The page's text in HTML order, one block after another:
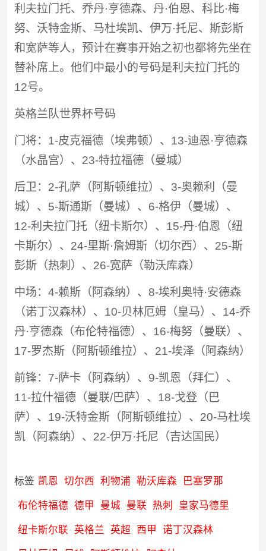
利夫拉门托、乔丹·亨德森、丹·伯恩、科比·梅
努、沃特金斯、马杜埃凯、伊万·托尼、斯彭斯
和宽萨等人，预计在赛事开始之初也都将先坐在
替补席上。他们中最小的号码是利夫拉门托的
12号。
英格兰队世界杯号码
门将：1-皮克福德（埃弗顿）、13-迪恩·亨德森
（水晶宫）、23-特拉福德（曼城）
后卫：2-孔萨（阿斯顿维拉）、3-奥赖利（曼
城）、5-斯通斯（曼城）、6-格伊（曼城）、
12-利夫拉门托（纽卡斯尔）、15-丹·伯恩（纽
卡斯尔）、24-里斯·詹姆斯（切尔西）、25-斯
彭斯（热刺）、26-宽萨（勒沃库森）
中场：4-赖斯（阿森纳）、8-埃利奥特·安德森
（诺丁汉森林）、10-贝林厄姆（皇马）、14-乔
丹·亨德森（布伦特福德）、16-梅努（曼联）、
17-罗杰斯（阿斯顿维拉）、21-埃泽（阿森纳）
前锋：7-萨卡（阿森纳）、9-凯恩（拜仁）、
11-拉什福德（曼联/巴萨）、18-戈登（巴
萨）、19-沃特金斯（阿斯顿维拉）、20-马杜埃
凯（阿森纳）、22-伊万·托尼（吉达国民）
标签 凯恩 切尔西 利物浦 勒沃库森 巴塞罗那
布伦特福德 德甲 曼城 曼联 热刺 皇家马德里
纽卡斯尔联 英格兰 英超 西甲 诺丁汉森林